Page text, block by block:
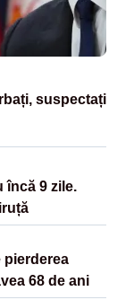
suspectați
încă 9 zile.
pierderea
68 de ani